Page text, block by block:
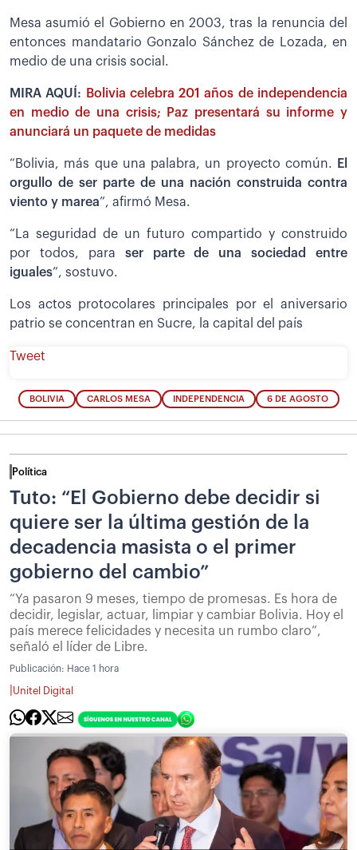
Mesa asumió el Gobierno en 2003, tras la renuncia del
entonces mandatario Gonzalo Sánchez de Lozada, en
medio de una crisis social.
MIRA AQUÍ:
Bolivia celebra 201 años de independencia
en medio de una crisis; Paz presentará su informe y
anunciará un paquete de medidas
“Bolivia, más que una palabra, un proyecto común.
El
orgullo de ser parte de una nación construida contra
viento y marea”, afirmó Mesa.
“La seguridad de un futuro compartido y construido
por todos, para ser parte de una sociedad entre
iguales”, sostuvo.
Los actos protocolares principales por el aniversario
patrio se concentran en Sucre, la capital del país
Tweet
BOLIVIA CARLOS MESA INDEPENDENCIA 6 DE AGOSTO
Política
Tuto: “El Gobierno debe decidir si
quiere ser la última gestión de la
decadencia masista o el primer
gobierno del cambio”
“Ya pasaron 9 meses, tiempo de promesas. Es hora de
decidir, legislar, actuar, limpiar y cambiar Bolivia. Hoy el
país merece felicidades y necesita un rumbo claro”,
señaló el líder de Libre.
Publicación: Hace 1 hora
Unitel Digital